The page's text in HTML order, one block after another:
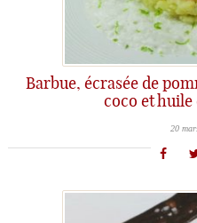
Barbue, écrasée de
coco et
20